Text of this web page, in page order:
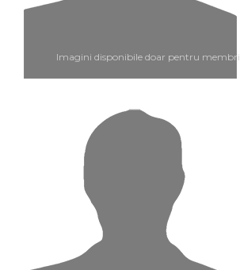
Imagini disponibile doar pentru membri